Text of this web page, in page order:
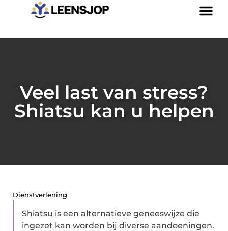
Veel last van stress?
Shiatsu kan u helpen
Dienstverlening
Shiatsu is een alternatieve geneeswijze die
ingezet kan worden bij diverse aandoeningen.